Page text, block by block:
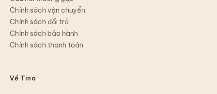
Chính sách vận chuyển
Chính sách đổi trả
Chính sách bảo hành
Chính sách thanh toán
Về Tina